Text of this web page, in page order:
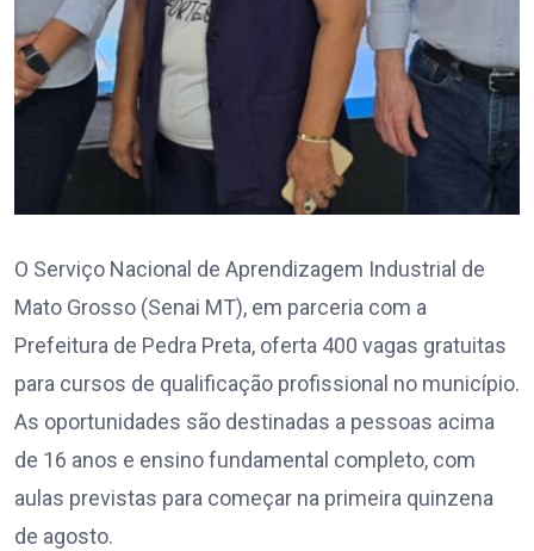
O Serviço Nacional de Aprendizagem Industrial de
Mato Grosso (Senai MT), em parceria com a
Prefeitura de Pedra Preta, oferta 400 vagas gratuitas
para cursos de qualificação profissional no município.
As oportunidades são destinadas a pessoas acima
de 16 anos e ensino fundamental completo, com
aulas previstas para começar na primeira quinzena
de agosto.